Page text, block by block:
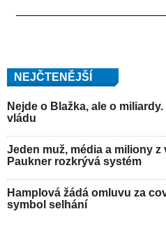
NEJČTENĚJŠÍ
Nejde o Blažka, ale o
vládu
Jeden muž, média a miliony z
Paukner rozkrývá systém
Hamplová žádá omluvu za
symbol selhání